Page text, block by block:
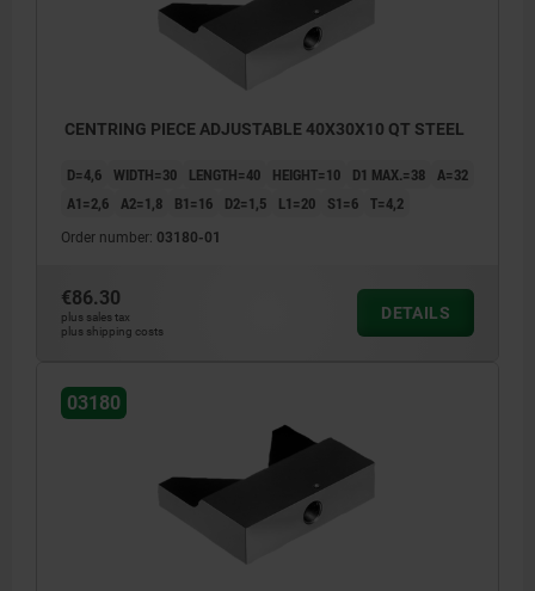
CENTRING PIECE ADJUSTABLE 40X30X10 QT STEEL
D=4,6 WIDTH=30 LENGTH=40 HEIGHT=10 D1 MAX.=38 A=32
A1=2,6 A2=1,8 B1=16 D2=1,5 L1=20 S1=6 T=4,2
Order number: 03180-01
€86.30
plus sales tax
plus shipping costs
DETAILS
03180